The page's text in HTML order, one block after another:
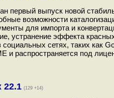
первый выпуск новой
возможности
для импорта и
устранение эффекта
сетях, таких как
и распространяется под
22.1 (129 +14)